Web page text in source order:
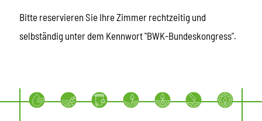
Bitte reservieren Sie Ihre Zimmer rechtzeitig und
selbständig unter dem Kennwort "BWK-Bundeskongress".